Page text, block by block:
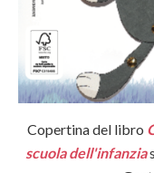
Copertina del libro
scuola dell'infanzia